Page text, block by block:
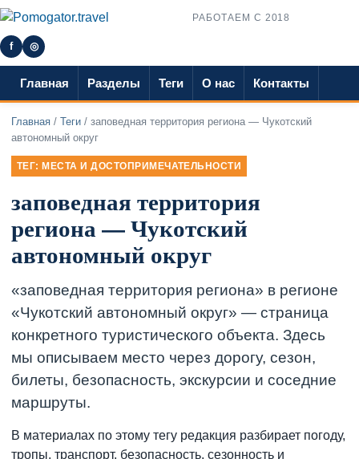
РАБОТАЕМ С 2018
f ◎
Главная Разделы Теги О нас Контакты
Главная / Теги / заповедная территория региона — Чукотский
автономный округ
ТЕГ: МЕСТА И ДОСТОПРИМЕЧАТЕЛЬНОСТИ
заповедная территория
региона — Чукотский
автономный округ
«заповедная территория региона» в регионе
«Чукотский автономный округ» — страница
конкретного туристического объекта. Здесь
мы описываем место через дорогу, сезон,
билеты, безопасность, экскурсии и соседние
маршруты.
В материалах по этому тегу редакция разбирает погоду,
тропы, транспорт, безопасность, сезонность и